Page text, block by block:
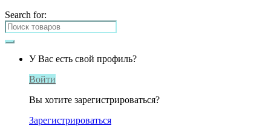
Search for:
У Вас есть свой профиль?
Войти
Вы хотите зарегистрироваться?
Зарегистрироваться